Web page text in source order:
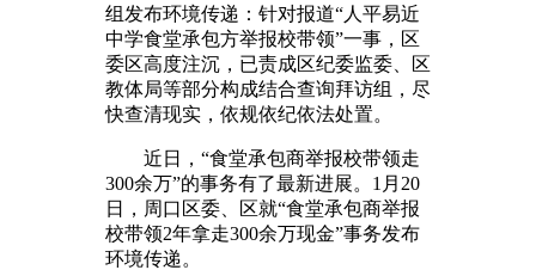
组发布环境传递：针对报道“人平易近
中学食堂承包方举报校带领”一事，区
委区高度注沉，已责成区纪委监委、区
教体局等部分构成结合查询拜访组，尽
快查清现实，依规依纪依法处置。
近日，“食堂承包商举报校带领走
300余万”的事务有了最新进展。1月20
日，周口区委、区就“食堂承包商举报
校带领2年拿走300余万现金”事务发布
环境传递。